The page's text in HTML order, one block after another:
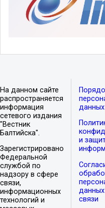
На данном сайте
распространяется
информация
сетевого издания
"Вестник
Балтийска".
Зарегистрировано
Федеральной
службой по
надзору в сфере
связи,
информационных
технологий и
данных
и
связи